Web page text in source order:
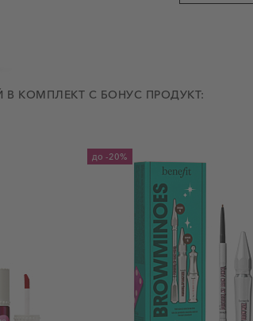
В КОМПЛЕКТ С БОНУС ПРОДУКТ:
до -20%